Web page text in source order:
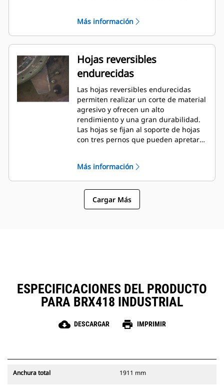
atraviesen los densos matorrales.
Más información
Hojas reversibles
endurecidas
Las hojas reversibles endurecidas
permiten realizar un corte de material
agresivo y ofrecen un alto
rendimiento y una gran durabilidad.
Las hojas se fijan al soporte de hojas
con tres pernos que pueden apretarse
bastidor.
Más información
Cargar Más
ESPECIFICACIONES DEL PRODUCTO
PARA BRX418 INDUSTRIAL
cloud_download DESCARGAR print IMPRIMIR
Anchura total 1911 mm